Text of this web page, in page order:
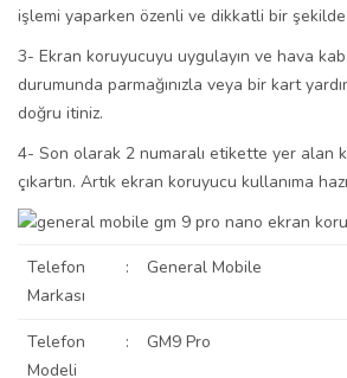
işlemi yaparken özenli ve dikkatli bir şekilde
3- Ekran koruyucuyu uygulayın ve hava
durumunda parmağınızla veya bir kart
doğru itiniz.
4- Son olarak 2 numaralı etikette yer alan
çıkartın. Artık ekran koruyucu kullanıma
Telefon
Markası
: General Mobile
Telefon
Modeli
: GM9 Pro